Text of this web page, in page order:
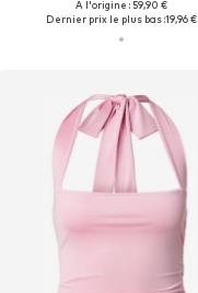
À l'origine : 59,90 €
Dernier prix le plus bas :19,96 €